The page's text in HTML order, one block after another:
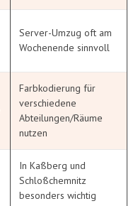
Server-Umzug oft am
Wochenende sinnvoll
Farbkodierung für
verschiedene
Abteilungen/Räume
nutzen
In Kaßberg und
Schloßchemnitz
besonders wichtig